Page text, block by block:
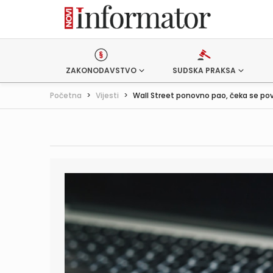
ZAKONODAVSTVO SUDSKA PRAKSA
Početna > Vijesti > Wall Street ponovno pao, čeka se